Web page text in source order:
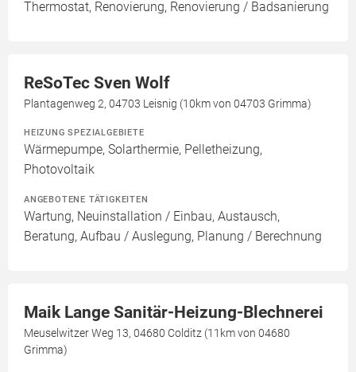
Thermostat, Renovierung, Renovierung / Badsanierung
ReSoTec Sven Wolf
Plantagenweg 2, 04703 Leisnig (10km von 04703 Grimma)
HEIZUNG SPEZIALGEBIETE
Wärmepumpe, Solarthermie, Pelletheizung,
Photovoltaik
ANGEBOTENE TÄTIGKEITEN
Wartung, Neuinstallation / Einbau, Austausch,
Beratung, Aufbau / Auslegung, Planung / Berechnung
Maik Lange Sanitär-Heizung-Blechnerei
Meuselwitzer Weg 13, 04680 Colditz (11km von 04680
Grimma)